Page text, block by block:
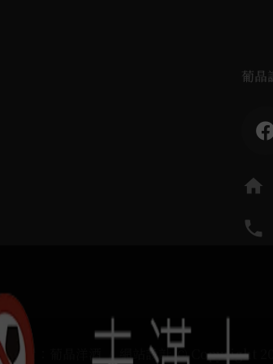
葡晶
home
phone
負責：葡晶洋酒 / 網站設計 Ⓒ Copyright